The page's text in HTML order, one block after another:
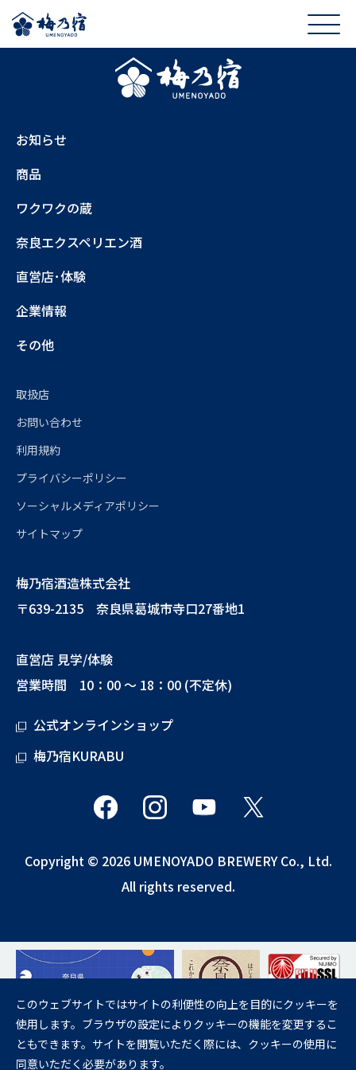
お知らせ
商品
ワクワクの蔵
奈良エクスペリエン酒
直営店･体験
企業情報
その他
取扱店
お問い合わせ
利用規約
プライバシーポリシー
ソーシャルメディアポリシー
サイトマップ
梅乃宿酒造株式会社
〒639-2135 奈良県葛城市寺口27番地1
直営店 見学/体験
営業時間 10：00 ～ 18：00 (不定休)
公式オンラインショップ
梅乃宿KURABU
Copyright © 2026 UMENOYADO BREWERY Co., Ltd.
All rights reserved.
飲酒は20歳になってから。
妊娠中や授乳期の飲酒は、胎児・乳児の発育に悪影響を与えるおそれが
あります。
このウェブサイトではサイトの利便性の向上を目的にクッキーを
使用します。ブラウザの設定によりクッキーの機能を変更するこ
ともできます。サイトを閲覧いただく際には、クッキーの使用に
同意いただく必要があります。